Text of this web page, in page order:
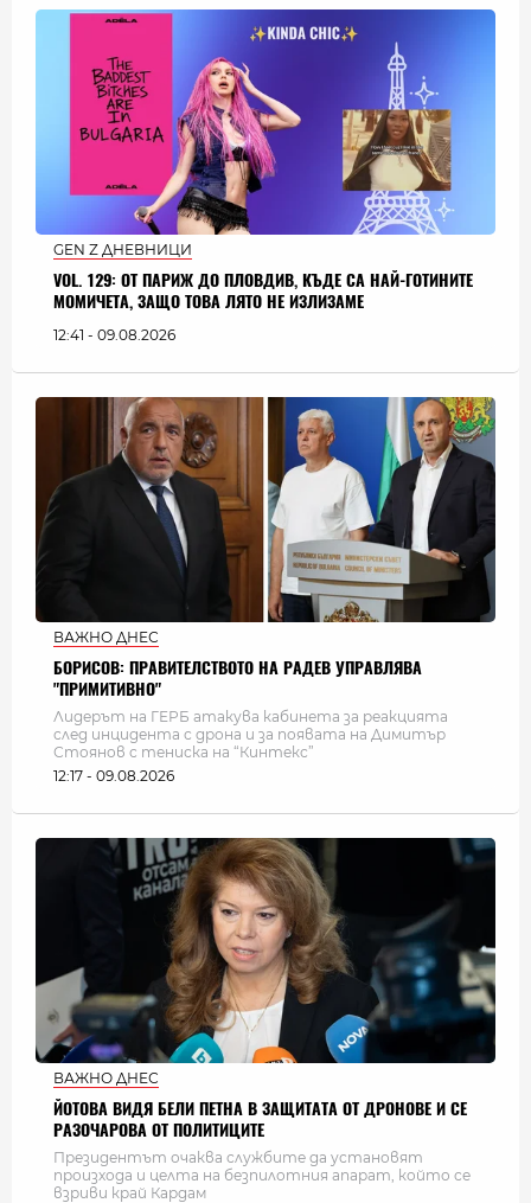
GEN Z ДНЕВНИЦИ
VOL. 129: ОТ ПАРИЖ ДО ПЛОВДИВ, КЪДЕ СА НАЙ-ГОТИНИТЕ
МОМИЧЕТА, ЗАЩО ТОВА ЛЯТО НЕ ИЗЛИЗАМЕ
12:41 - 09.08.2026
ВАЖНО ДНЕС
БОРИСОВ: ПРАВИТЕЛСТВОТО НА РАДЕВ УПРАВЛЯВА
"ПРИМИТИВНО"
Лидерът на ГЕРБ атакува кабинета за реакцията
след инцидента с дрона и за появата на Димитър
Стоянов с тениска на “Кинтекс”
12:17 - 09.08.2026
ВАЖНО ДНЕС
ЙОТОВА ВИДЯ БЕЛИ ПЕТНА В ЗАЩИТАТА ОТ ДРОНОВЕ И СЕ
РАЗОЧАРОВА ОТ ПОЛИТИЦИТЕ
Президентът очаква службите да установят
произхода и целта на безпилотния апарат, който се
взриви край Кардам